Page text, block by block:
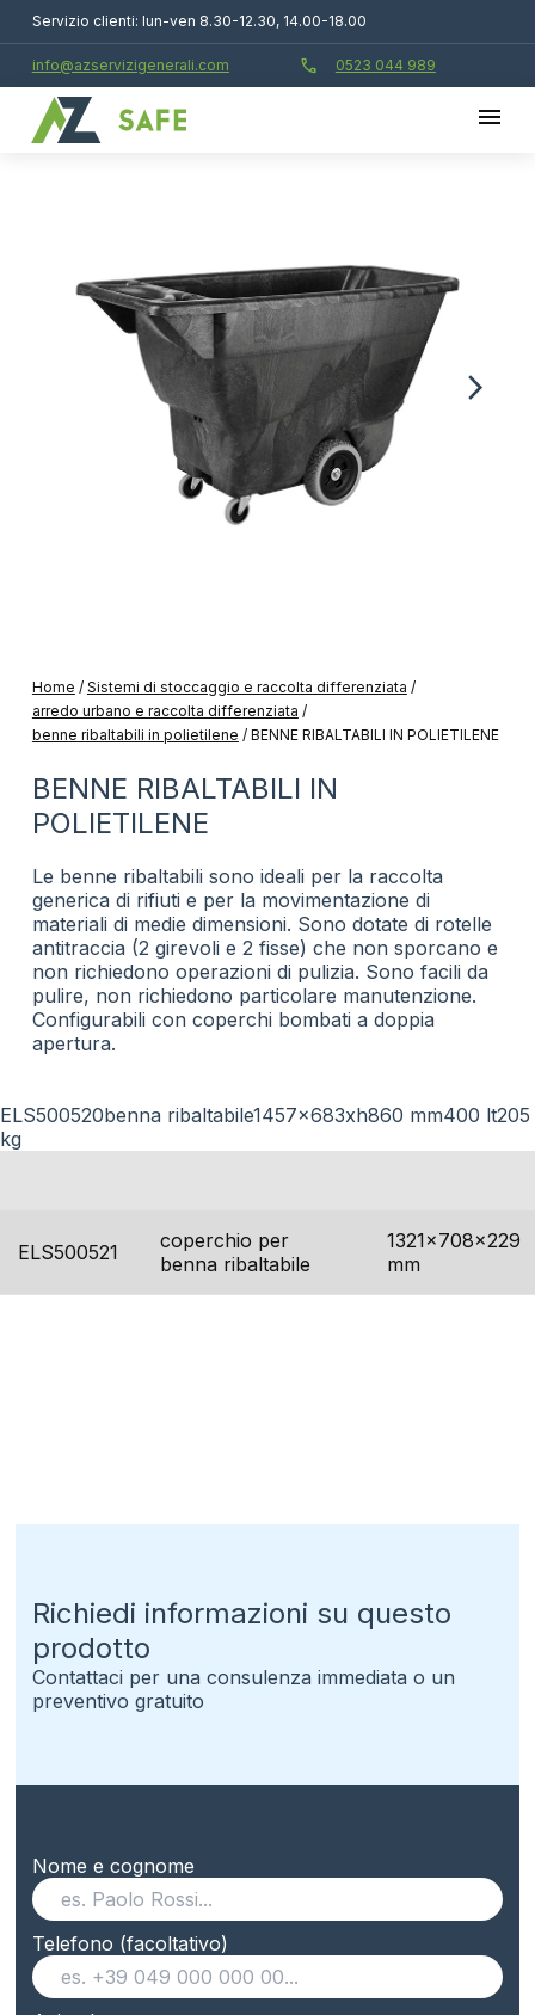
Servizio clienti: lun-ven 8.30-12.30, 14.00-18.00
info@azservizigenerali.com call 0523 044 989
Home / Sistemi di stoccaggio e raccolta differenziata /
arredo urbano e raccolta differenziata /
benne ribaltabili in polietilene / BENNE RIBALTABILI IN POLIETILENE
BENNE RIBALTABILI IN
POLIETILENE
Le benne ribaltabili sono ideali per la raccolta
generica di rifiuti e per la movimentazione di
materiali di medie dimensioni. Sono dotate di rotelle
antitraccia (2 girevoli e 2 fisse) che non sporcano e
non richiedono operazioni di pulizia. Sono facili da
pulire, non richiedono particolare manutenzione.
Configurabili con coperchi bombati a doppia
apertura.
ELS500520benna ribaltabile1457x683xh860 mm400 lt205
kg
ELS500521
coperchio per
benna ribaltabile
1321x708x229
mm
Richiedi informazioni su questo
prodotto
Contattaci per una consulenza immediata o un
preventivo gratuito
Nome e cognome
Telefono (facoltativo)